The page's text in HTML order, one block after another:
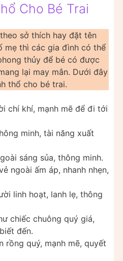
Cho Bé Trai
sở thích hay đặt tên
mẹ thì các gia đình có thể
thủy để bé có được
lại may mắn. Dưới đây
thổ cho bé trai.
chí khí, mạnh mẽ để đi tới
minh, tài năng xuất
sáng sủa, thông minh.
ngoài ấm áp, nhanh nhẹn,
linh hoạt, lanh lẹ, thông
chiếc chuông quý giá,
đến.
rồng quý, mạnh mẽ, quyết